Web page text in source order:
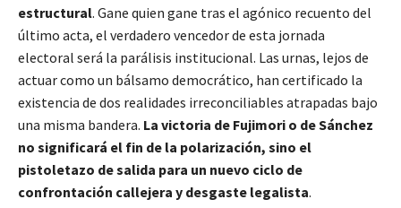
estructural. Gane quien gane tras el agónico recuento del
último acta, el verdadero vencedor de esta jornada
electoral será la parálisis institucional. Las urnas, lejos de
actuar como un bálsamo democrático, han certificado la
existencia de dos realidades irreconciliables atrapadas bajo
una misma bandera. La victoria de Fujimori o de Sánchez
no significará el fin de la polarización, sino el
pistoletazo de salida para un nuevo ciclo de
confrontación callejera y desgaste legalista.